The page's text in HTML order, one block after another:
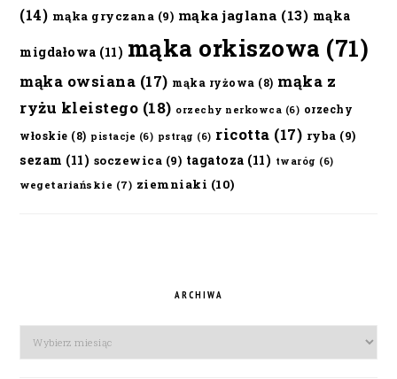
(14) mąka gryczana (9) mąka jaglana (13) mąka
migdałowa (11) mąka orkiszowa (71)
mąka owsiana (17) mąka ryżowa (8) mąka z
ryżu kleistego (18) orzechy nerkowca (6) orzechy
włoskie (8) pistacje (6) pstrąg (6) ricotta (17) ryba (9)
sezam (11) soczewica (9) tagatoza (11) twaróg (6)
wegetariańskie (7) ziemniaki (10)
ARCHIWA
Archiwa